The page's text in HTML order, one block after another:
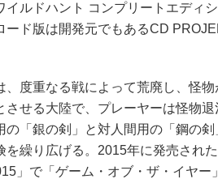
イルドハント コンプリートエディ
ード版は開発元でもあるCD
度重なる戦によって荒廃し、怪物
させる大陸で、プレーヤーは怪物
の「銀の剣」と対人間用の「鋼の
繰り広げる。2015年に発売された
」で「ゲーム・オブ・ザ・イヤー